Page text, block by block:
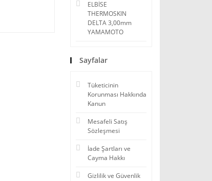
ELBİSE
THERMOSKIN
DELTA 3,00mm
YAMAMOTO
Sayfalar
Tüketicinin
Korunması Hakkında
Kanun
Mesafeli Satış
Sözleşmesi
İade Şartları ve
Cayma Hakkı
Gizlilik ve Güvenlik